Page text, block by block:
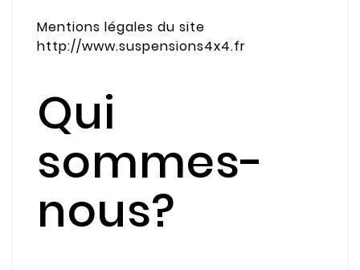
Mentions légales du site
http://www.suspensions4x4.fr
Qui
sommes-
nous?